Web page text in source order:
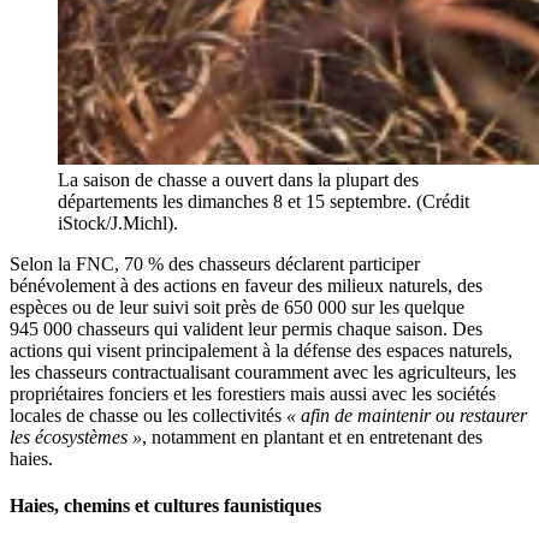
La saison de chasse a ouvert dans la plupart des
départements les dimanches 8 et 15 septembre. (Crédit
iStock/J.Michl).
Selon la FNC, 70 % des chasseurs déclarent participer
bénévolement à des actions en faveur des milieux naturels, des
espèces ou de leur suivi soit près de 650 000 sur les quelque
945 000 chasseurs qui valident leur permis chaque saison. Des
actions qui visent principalement à la défense des espaces naturels,
les chasseurs contractualisant couramment avec les agriculteurs, les
propriétaires fonciers et les forestiers mais aussi avec les sociétés
locales de chasse ou les collectivités « afin de maintenir ou restaurer
les écosystèmes », notamment en plantant et en entretenant des
haies.
Haies, chemins et cultures faunistiques